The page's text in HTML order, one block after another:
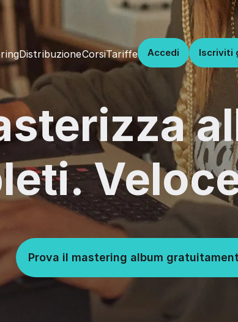
DistribuzioneCorsiTariffe Accedi Iscriviti
Prova il mastering album